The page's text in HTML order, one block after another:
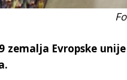
zemalja Evropske